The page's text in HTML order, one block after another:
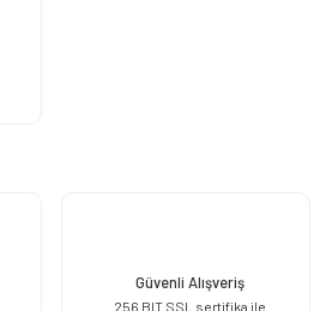
Güvenli Alışveriş
256 BIT SSL sertifika ile